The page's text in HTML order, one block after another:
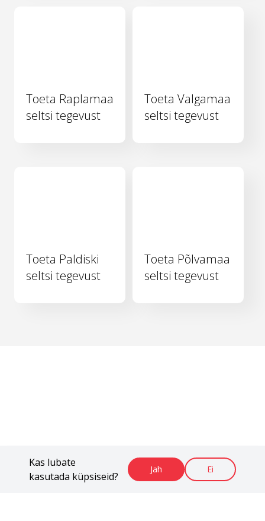
Kas lubate
kasutada küpsiseid?
Jah Ei
Toeta Raplamaa
seltsi tegevust
Toeta Valgamaa
seltsi tegevust
Toeta Paldiski
seltsi tegevust
Toeta Põlvamaa
seltsi tegevust